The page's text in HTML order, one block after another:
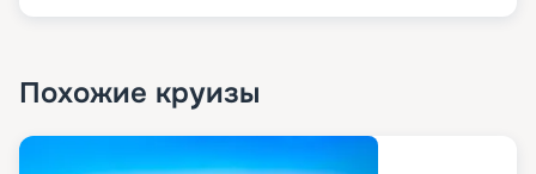
Похожие круизы